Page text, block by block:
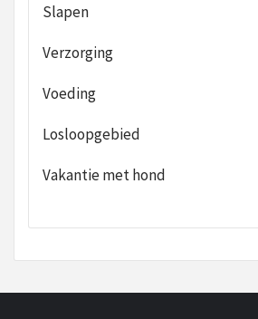
Slapen
Verzorging
Voeding
Losloopgebied
Vakantie met hond